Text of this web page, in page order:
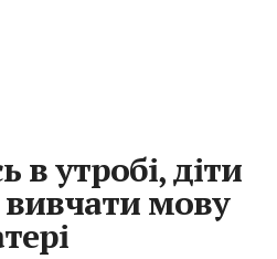
в утробі, діти
мову